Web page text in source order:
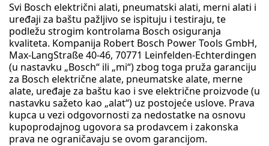
Svi Bosch električni alati, pneumatski alati, merni alati i
uređaji za baštu pažljivo se ispituju i testiraju, te
podležu strogim kontrolama Bosch osiguranja
kvaliteta. Kompanija Robert Bosch Power Tools GmbH,
Max-LangStraße 40-46, 70771 Leinfelden-Echterdingen
(u nastavku „Bosch“ ili „mi“) zbog toga pruža garanciju
za Bosch električne alate, pneumatske alate, merne
alate, uređaje za baštu kao i sve električne proizvode (u
nastavku sažeto kao „alat“) uz postojeće uslove. Prava
kupca u vezi odgovornosti za nedostatke na osnovu
kupoprodajnog ugovora sa prodavcem i zakonska
prava ne ograničavaju se ovom garancijom.